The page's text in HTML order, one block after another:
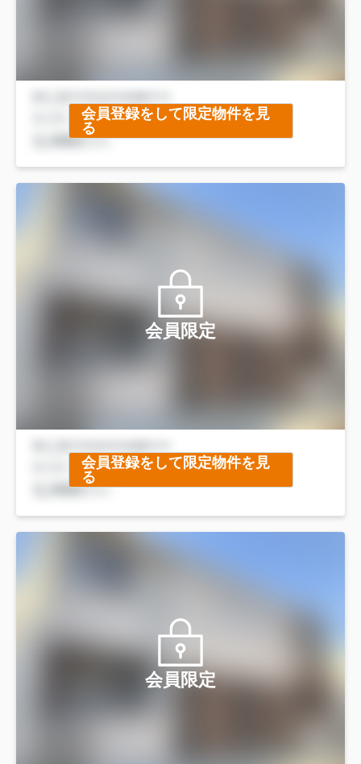
会員登録をして限定物件を見
る
会員限定
会員登録をして限定物件を見
る
会員限定